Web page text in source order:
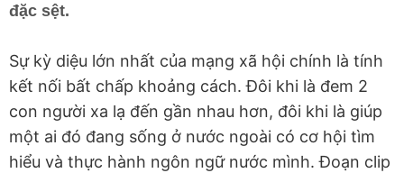
đặc sệt.
Sự kỳ diệu lớn nhất của mạng xã hội chính là tính
kết nối bất chấp khoảng cách. Đôi khi là đem 2
con người xa lạ đến gần nhau hơn, đôi khi là giúp
một ai đó đang sống ở nước ngoài có cơ hội tìm
hiểu và thực hành ngôn ngữ nước mình. Đoạn clip